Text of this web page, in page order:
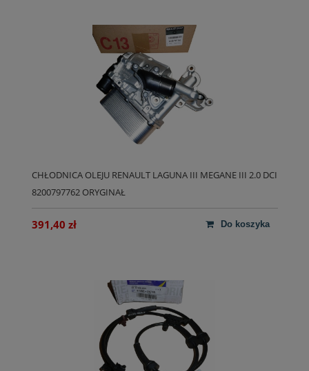
CHŁODNICA OLEJU RENAULT LAGUNA III MEGANE III 2.0 DCI
8200797762 ORYGINAŁ
391,40 zł do koszyka